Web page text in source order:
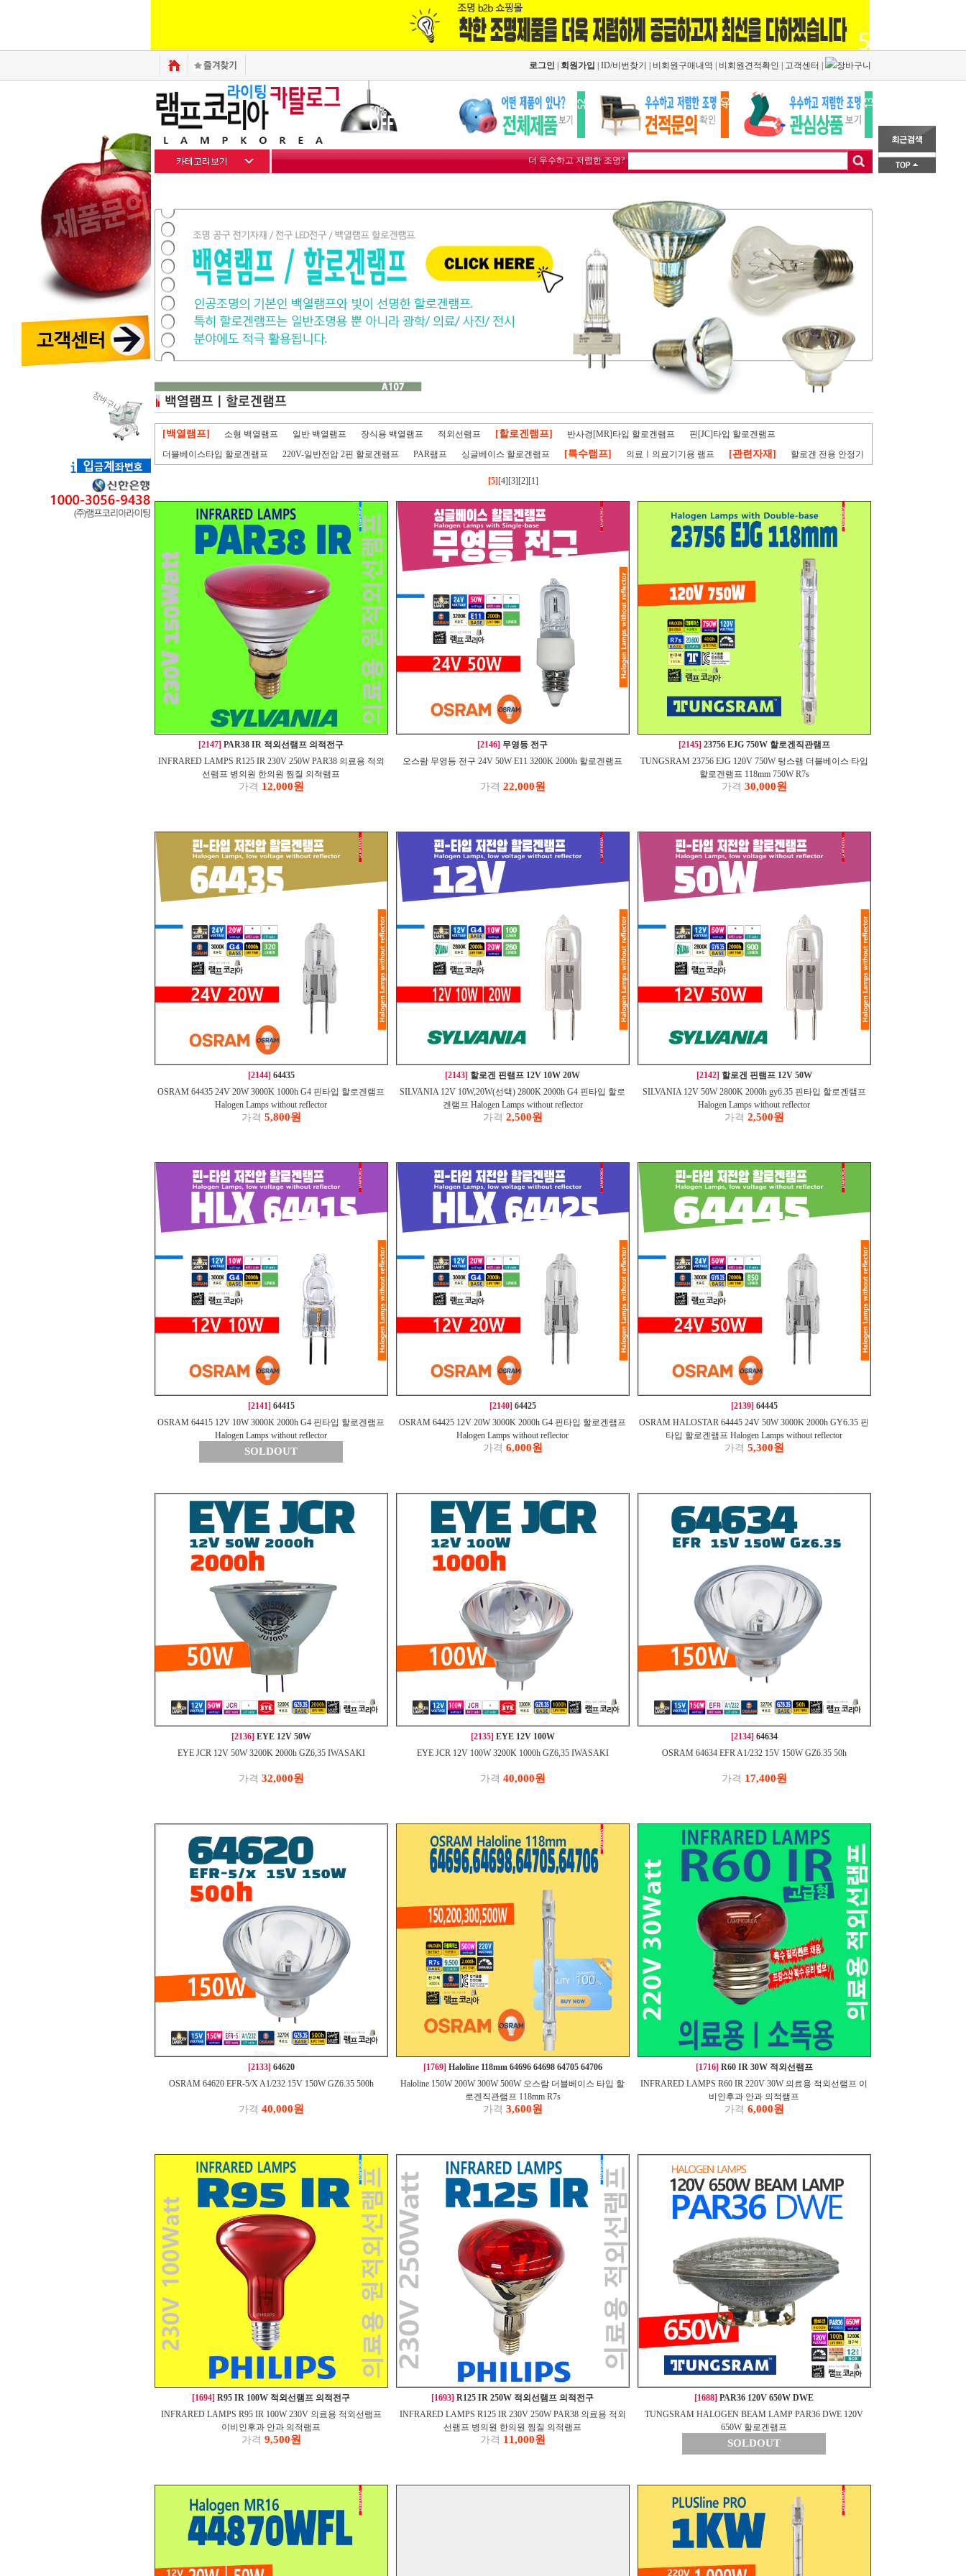
로그인 회원가입 ID/비번찾기 비회원구매내역 비회원견적확인 고객센터 장바구니
1
더 우수하고 저렴한 조명?
[백열램프] 소형 백열램프 일반 백열램프 장식용 백열램프 적외선램프 [할로겐램프] 반사경[MR]타입 할로겐램프
핀[JC]타입 할로겐램프
더블베이스타입 할로겐램프
220V-일반전압 2핀 할로겐램프 PAR램프 싱글베이스 할로겐램프 [특수램프] 의료ㅣ의료기기용 램프 [관련자재] 할로겐 전용 안정기
[5] [4][3][2][1]
[2147] PAR38 IR 적외선램프 의적전구
INFRARED LAMPS R125 IR 230V 250W PAR38 의료용 적외
선램프 병의원 한의원 찜질 의적램프
가격 12,000원
[2146] 무영등 전구
오스람 무영등 전구 24V 50W E11 3200K 2000h 할로겐램프
가격 22,000원
[2145] 23756 EJG 750W 할로겐직관램프
TUNGSRAM 23756 EJG 120V 750W 텅스램 더블베이스 타입
할로겐램프 118mm 750W R7s
가격 30,000원
[2144] 64435
OSRAM 64435 24V 20W 3000K 1000h G4 핀타입 할로겐램프
Halogen Lamps without reflector
가격 5,800원
[2143] 할로겐 핀램프 12V 10W 20W
SILVANIA 12V 10W,20W(선택) 2800K 2000h G4 핀타입 할로
겐램프 Halogen Lamps without reflector
가격 2,500원
[2142] 할로겐 핀램프 12V 50W
SILVANIA 12V 50W 2800K 2000h gy6.35 핀타입 할로겐램프
Halogen Lamps without reflector
가격 2,500원
[2141] 64415
OSRAM 64415 12V 10W 3000K 2000h G4 핀타입 할로겐램프
Halogen Lamps without reflector
SOLDOUT
[2140] 64425
OSRAM 64425 12V 20W 3000K 2000h G4 핀타입 할로겐램프
Halogen Lamps without reflector
가격 6,000원
[2139] 64445
OSRAM HALOSTAR 64445 24V 50W 3000K 2000h GY6.35 핀
타입 할로겐램프 Halogen Lamps without reflector
가격 5,300원
[2136] EYE 12V 50W
EYE JCR 12V 50W 3200K 2000h GZ6,35 IWASAKI
가격 32,000원
[2135] EYE 12V 100W
EYE JCR 12V 100W 3200K 1000h GZ6,35 IWASAKI
가격 40,000원
[2134] 64634
OSRAM 64634 EFR A1/232 15V 150W GZ6.35 50h
가격 17,400원
[2133] 64620
OSRAM 64620 EFR-5/X A1/232 15V 150W GZ6.35 500h
가격 40,000원
[1769] Haloline 118mm 64696 64698 64705 64706
Haloline 150W 200W 300W 500W 오스람 더블베이스 타입 할
로겐직관램프 118mm R7s
가격 3,600원
[1716] R60 IR 30W 적외선램프
INFRARED LAMPS R60 IR 220V 30W 의료용 적외선램프 이
비인후과 안과 의적램프
가격 6,000원
[1694] R95 IR 100W 적외선램프 의적전구
INFRARED LAMPS R95 IR 100W 230V 의료용 적외선램프
이비인후과 안과 의적램프
가격 9,500원
[1693] R125 IR 250W 적외선램프 의적전구
INFRARED LAMPS R125 IR 230V 250W PAR38 의료용 적외
선램프 병의원 한의원 찜질 의적램프
가격 11,000원
[1688] PAR36 120V 650W DWE
TUNGSRAM HALOGEN BEAM LAMP PAR36 DWE 120V
650W 할로겐램프
SOLDOUT